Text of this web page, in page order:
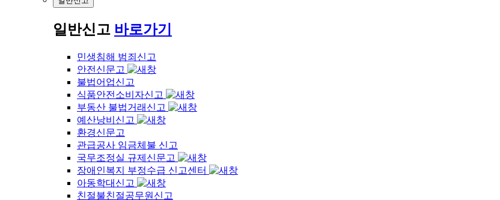
일반신고 바로가기
민생침해 범죄신고
안전신문고
불법어업신고
식품안전소비자신고
부동산 불법거래신고
예산낭비신고
환경신문고
관급공사 임금체불 신고
국무조정실 규제신문고
장애인복지 부정수급 신고센터
아동학대신고
친절불친절공무원신고